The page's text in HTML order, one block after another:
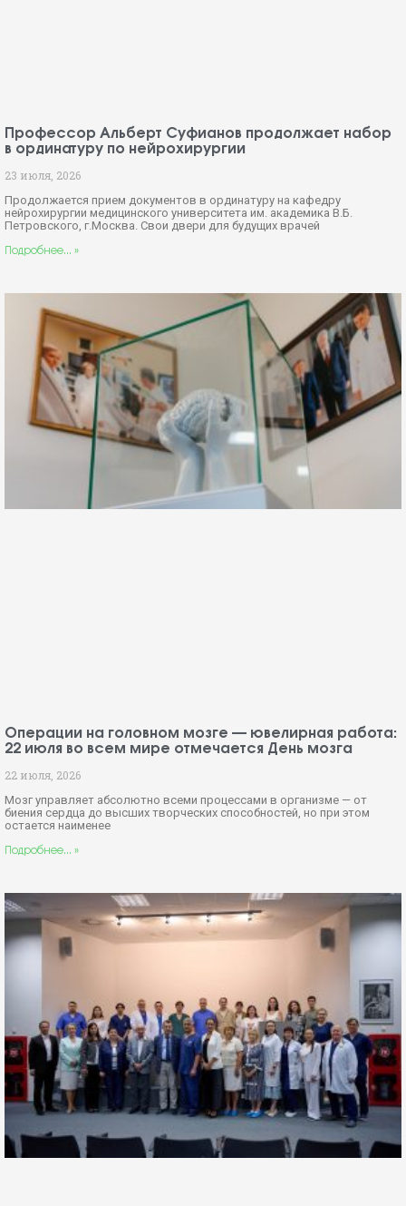
Профессор Альберт Суфианов продолжает набор
в ординатуру по нейрохирургии
23 июля, 2026
Продолжается прием документов в ординатуру на кафедру
нейрохирургии медицинского университета им. академика В.Б.
Петровского, г.Москва. Свои двери для будущих врачей
Подробнее... »
Операции на головном мозге — ювелирная работа:
22 июля во всем мире отмечается День мозга
22 июля, 2026
Мозг управляет абсолютно всеми процессами в организме — от
биения сердца до высших творческих способностей, но при этом
остается наименее
Подробнее... »